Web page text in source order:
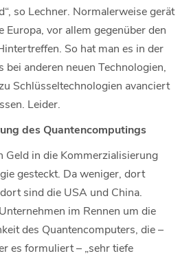
so Lechner. Normalerweise gerät
Europa, vor allem gegenüber den
So hat man es in der
bei anderen neuen Technologien,
Schlüsseltechnologien avanciert
Leider.
des Quantencomputings
Geld in die Kommerzialisierung
gesteckt. Da weniger, dort
sind die USA und China.
im Rennen um die
des Quantencomputers, die –
es formuliert – „sehr tiefe